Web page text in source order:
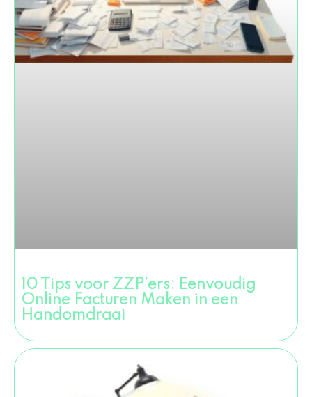
10 Tips voor ZZP’ers: Eenvoudig
Online Facturen Maken in een
Handomdraai